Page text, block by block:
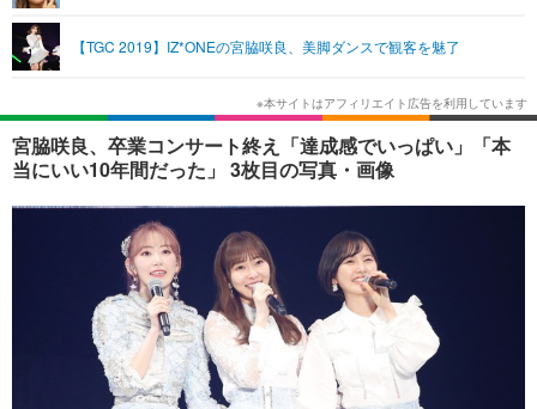
ショッピング その他
エンタメ
エンタメTOP 映画・ドラマ
韓国・芸能
音楽 スポーツ
ショッピング
ライフ
ライフTOP グルメ
ペット ショッピング
その他
リリース一覧
プッシュ通知の停止方法
【TGC 2019】IZ*ONEの宮脇咲良、美脚ダンスで観客を魅了
宮脇咲良、卒業コンサート終え「達成感でいっぱい」「本
当にいい10年間だった」 3枚目の写真・画像